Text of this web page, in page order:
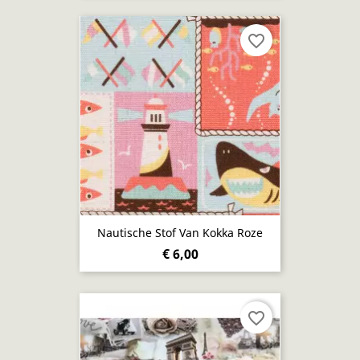
Nautische Stof Van Kokka Roze
€ 6,00
favorite_border
favorite_border